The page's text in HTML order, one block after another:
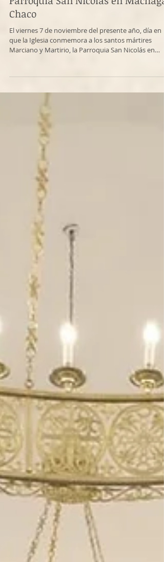
Visita del Embajador de Serbia a la
Parroquia San Nicolás en
que la Iglesia conmemora a los santos mártires
Machagai - Chaco, tuvo la visita del señor Veljko
Embajador de la República de Serbia para la
de la Argentina. El señor embajador, junto con su
comitiva, fue recibido por el Hieromonje Amfilohije,
Superior de la Parroquia, y dos veteranos de la
reserva militar de la Argentina que son afines al
pueblo eslavo y desea